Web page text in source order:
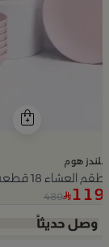
بلندز هوم
طقم العشاء 18 قطعة من سولانا
119
480
Slide 1 of 5